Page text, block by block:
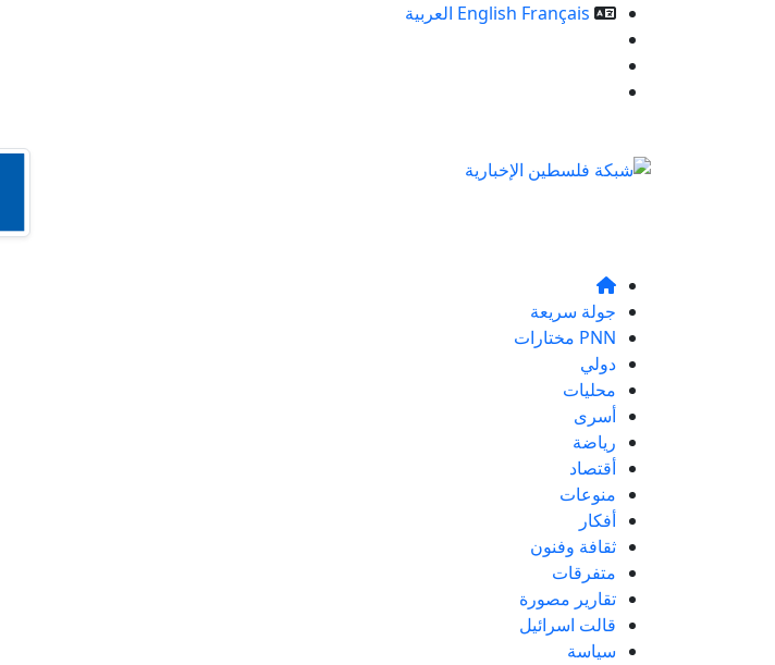
English Français
العربية
جولة سريعة
PNN مختارات
دولي
محليات
أسرى
رياضة
أقتصاد
منوعات
أفكار
ثقافة وفنون
متفرقات
تقارير مصورة
قالت اسرائيل
سياسة